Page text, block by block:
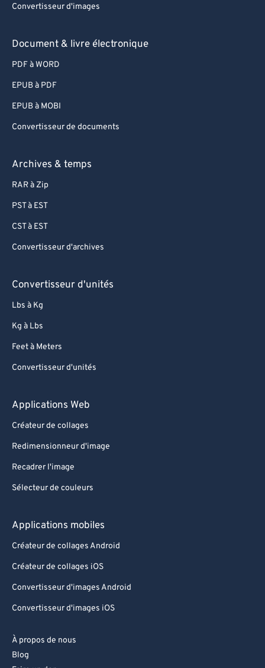
Convertisseur d'images
Document & livre électronique
PDF à WORD
EPUB à PDF
EPUB à MOBI
Convertisseur de documents
Archives & temps
RAR à Zip
PST à EST
CST à EST
Convertisseur d'archives
Convertisseur d'unités
Lbs à Kg
Kg à Lbs
Feet à Meters
Convertisseur d'unités
Applications Web
Créateur de collages
Redimensionneur d'image
Recadrer l'image
Sélecteur de couleurs
Applications mobiles
Créateur de collages Android
Créateur de collages iOS
Convertisseur d'images Android
Convertisseur d'images iOS
À propos de nous
Blog